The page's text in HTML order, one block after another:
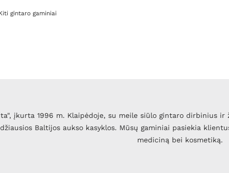
gintaro gaminiai
įkurta 1996 m. Klaipėdoje, su meile siūlo gintaro dirbinius
Baltijos aukso kasyklos. Mūsų gaminiai pasiekia
mediciną bei kosmetiką.